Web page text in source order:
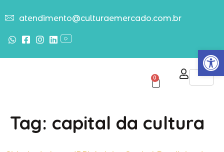
Abrir
atendimento@culturaemercado.com.br
0
Tag: capital da cultura